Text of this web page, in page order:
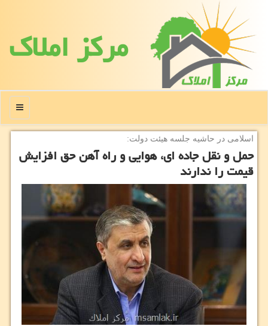
مركز املاك
منو
اسلامی در حاشیه جلسه هیئت دولت:
حمل و نقل جاده ای، هوایی و راه آهن حق افزایش
قیمت را ندارند